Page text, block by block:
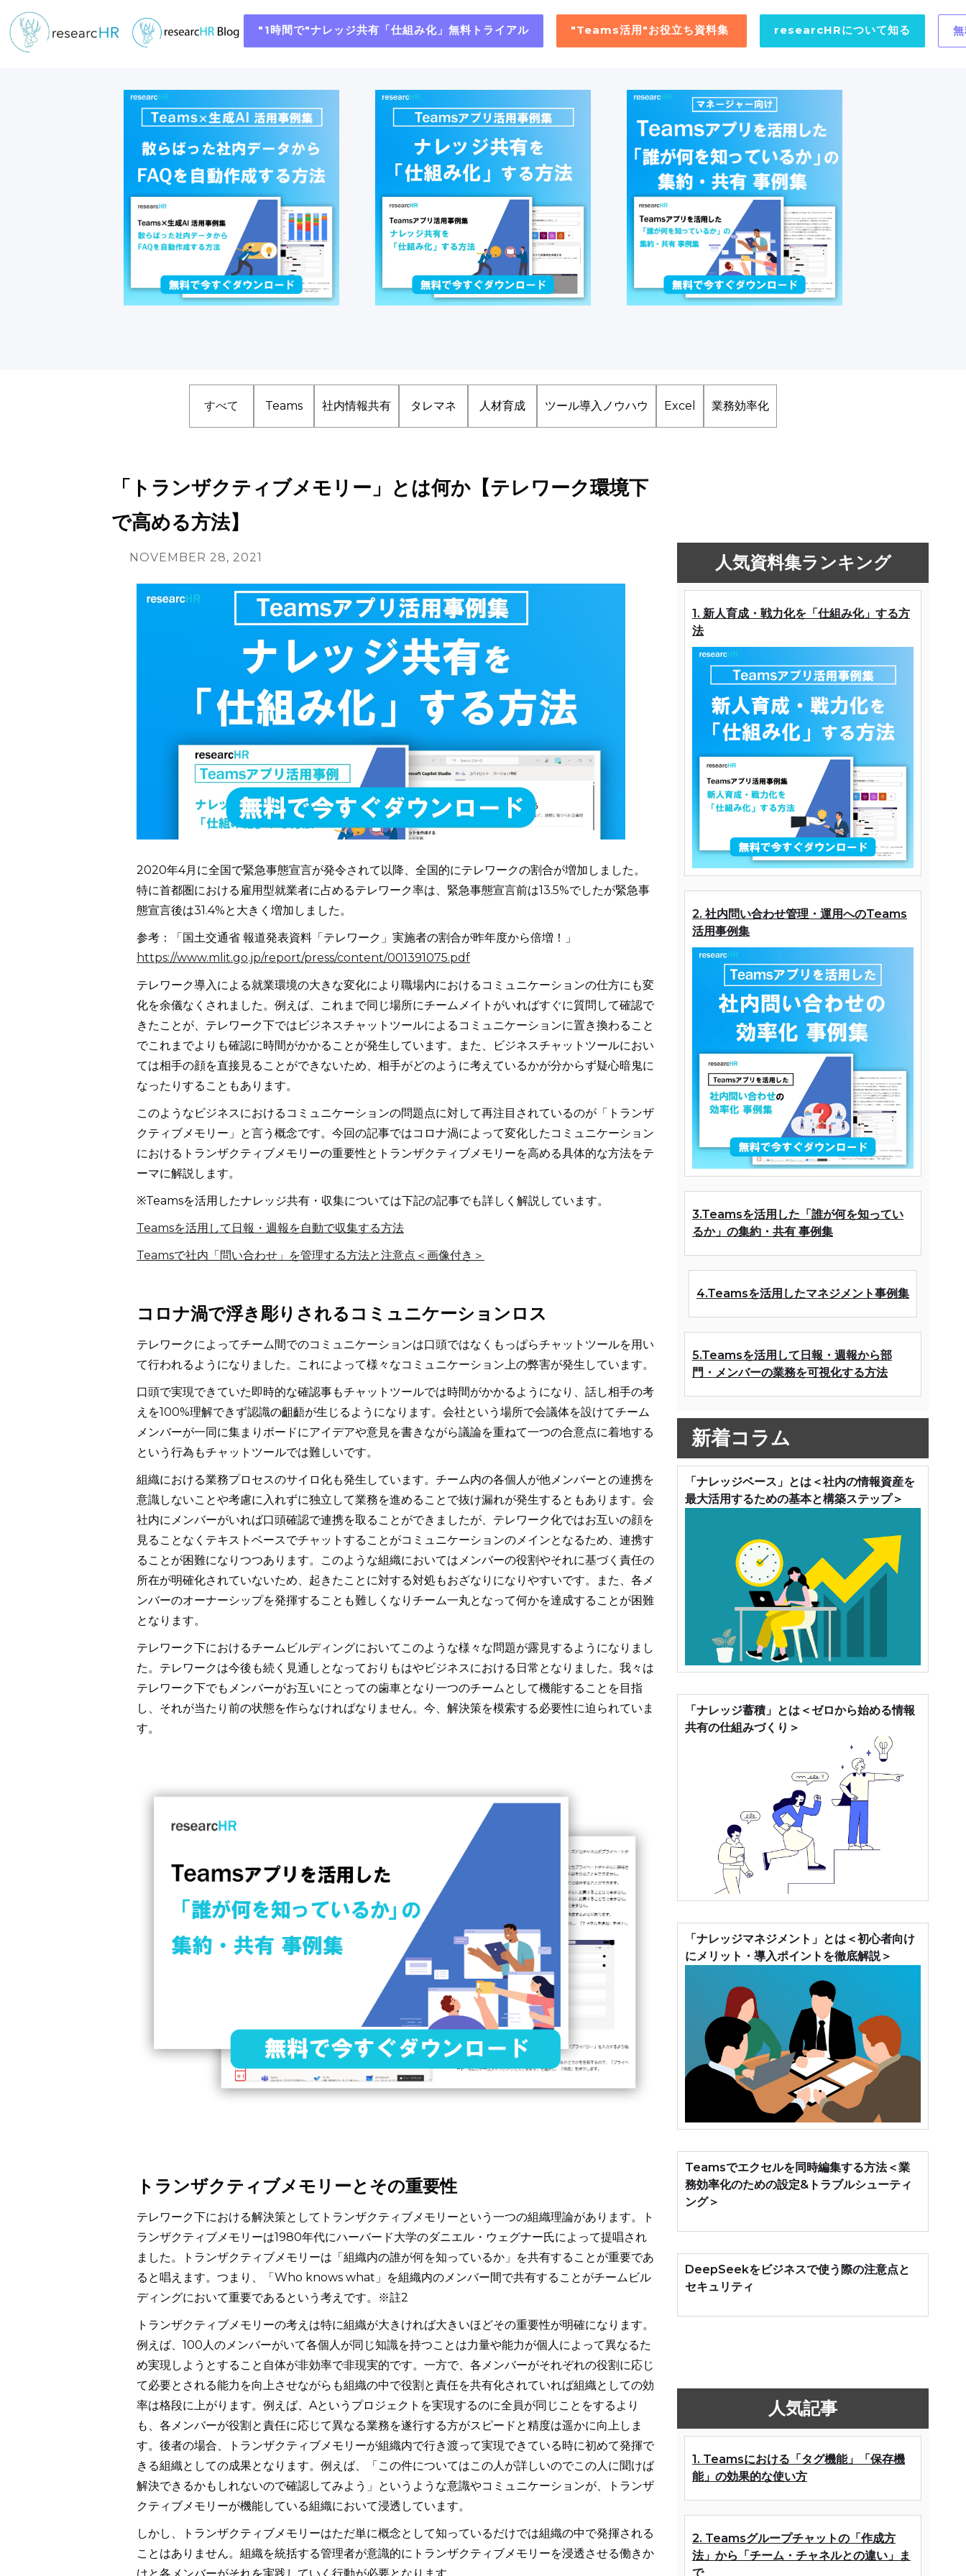
"1時間で"ナレッジ共有「仕組み化」無料トライアル "Teams活用"お役立ち資料集 researcHRについて知る
すべて Teams 社内情報共有 タレマネ 人材育成 ツール導入ノウハウ Excel 業務効率化
「トランザクティブメモリー」とは何か【テレワーク環境下
で高める方法】
NOVEMBER 28, 2021
2020年4月に全国で緊急事態宣言が発令されて以降、全国的にテレワークの割合が増加しました。
特に首都圏における雇用型就業者に占めるテレワーク率は、緊急事態宣言前は13.5%でしたが緊急事
態宣言後は31.4%と大きく増加しました。
参考：「国土交通省 報道発表資料「テレワーク」実施者の割合が昨年度から倍増！」
https://www.mlit.go.jp/report/press/content/001391075.pdf
テレワーク導入による就業環境の大きな変化により職場内におけるコミュニケーションの仕方にも変
化を余儀なくされました。例えば、これまで同じ場所にチームメイトがいればすぐに質問して確認で
きたことが、テレワーク下ではビジネスチャットツールによるコミュニケーションに置き換わること
でこれまでよりも確認に時間がかかることが発生しています。また、ビジネスチャットツールにおい
ては相手の顔を直接見ることができないため、相手がどのように考えているかが分からず疑心暗鬼に
なったりすることもあります。
このようなビジネスにおけるコミュニケーションの問題点に対して再注目されているのが「トランザ
クティブメモリー」と言う概念です。今回の記事ではコロナ渦によって変化したコミュニケーション
におけるトランザクティブメモリーの重要性とトランザクティブメモリーを高める具体的な方法をテ
ーマに解説します。
※Teamsを活用したナレッジ共有・収集については下記の記事でも詳しく解説しています。
Teamsを活用して日報・週報を自動で収集する方法
Teamsで社内「問い合わせ」を管理する方法と注意点＜画像付き＞
コロナ渦で浮き彫りされるコミュニケーションロス
テレワークによってチーム間でのコミュニケーションは口頭ではなくもっぱらチャットツールを用い
て行われるようになりました。これによって様々なコミュニケーション上の弊害が発生しています。
口頭で実現できていた即時的な確認事もチャットツールでは時間がかかるようになり、話し相手の考
えを100%理解できず認識の齟齬が生じるようになります。会社という場所で会議体を設けてチーム
メンバーが一同に集まりボードにアイデアや意見を書きながら議論を重ねて一つの合意点に着地する
という行為もチャットツールでは難しいです。
組織における業務プロセスのサイロ化も発生しています。チーム内の各個人が他メンバーとの連携を
意識しないことや考慮に入れずに独立して業務を進めることで抜け漏れが発生するともあります。会
社内にメンバーがいれば口頭確認で連携を取ることができましたが、テレワーク化ではお互いの顔を
見ることなくテキストベースでチャットすることがコミュニケーションのメインとなるため、連携す
ることが困難になりつつあります。このような組織においてはメンバーの役割やそれに基づく責任の
所在が明確化されていないため、起きたことに対する対処もおざなりになりやすいです。また、各メ
ンバーのオーナーシップを発揮することも難しくなりチーム一丸となって何かを達成することが困難
となります。
テレワーク下におけるチームビルディングにおいてこのような様々な問題が露見するようになりまし
た。テレワークは今後も続く見通しとなっておりもはやビジネスにおける日常となりました。我々は
テレワーク下でもメンバーがお互いにとっての歯車となり一つのチームとして機能することを目指
し、それが当たり前の状態を作らなければなりません。今、解決策を模索する必要性に迫られていま
す。
トランザクティブメモリーとその重要性
テレワーク下における解決策としてトランザクティブメモリーという一つの組織理論があります。ト
ランザクティブメモリーは1980年代にハーバード大学のダニエル・ウェグナー氏によって提唱され
ました。トランザクティブメモリーは「組織内の誰が何を知っているか」を共有することが重要であ
ると唱えます。つまり、「Who knows what」を組織内のメンバー間で共有することがチームビル
ディングにおいて重要であるという考えです。※註2
トランザクティブメモリーの考えは特に組織が大きければ大きいほどその重要性が明確になります。
例えば、100人のメンバーがいて各個人が同じ知識を持つことは力量や能力が個人によって異なるた
め実現しようとすること自体が非効率で非現実的です。一方で、各メンバーがそれぞれの役割に応じ
て必要とされる能力を向上させながらも組織の中で役割と責任を共有化されていれば組織としての効
率は格段に上がります。例えば、Aというプロジェクトを実現するのに全員が同じことをするより
も、各メンバーが役割と責任に応じて異なる業務を遂行する方がスピードと精度は遥かに向上しま
す。後者の場合、トランザクティブメモリーが組織内で行き渡って実現できている時に初めて発揮で
きる組織としての成果となります。例えば、「この件についてはこの人が詳しいのでこの人に聞けば
解決できるかもしれないので確認してみよう」というような意識やコミュニケーションが、トランザ
クティブメモリーが機能している組織において浸透しています。
しかし、トランザクティブメモリーはただ単に概念として知っているだけでは組織の中で発揮される
ことはありません。組織を統括する管理者が意識的にトランザクティブメモリーを浸透させる働きか
人気資料集ランキング
1. 新人育成・戦力化を「仕組み化」する方
法
2. 社内問い合わせ管理・運用へのTeams
活用事例集
3.Teamsを活用した「誰が何を知ってい
るか」の集約・共有 事例集
4.Teamsを活用したマネジメント事例集
5.Teamsを活用して日報・週報から部
門・メンバーの業務を可視化する方法
新着コラム
「ナレッジベース」とは＜社内の情報資産を
最大活用するための基本と構築ステップ＞
「ナレッジ蓄積」とは＜ゼロから始める情報
共有の仕組みづくり＞
「ナレッジマネジメント」とは＜初心者向け
にメリット・導入ポイントを徹底解説＞
Teamsでエクセルを同時編集する方法＜業
務効率化のための設定&トラブルシューティ
ング＞
DeepSeekをビジネスで使う際の注意点と
セキュリティ
人気記事
1. Teamsにおける「タグ機能」「保存機
能」の効果的な使い方
2. Teamsグループチャットの「作成方
法」から「チーム・チャネルとの違い」ま
で